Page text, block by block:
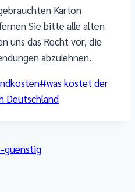
Karton
Sie bitte alle alten
uns das Recht vor, die
abzulehnen.
#was kostet der
Deutschland
guenstig